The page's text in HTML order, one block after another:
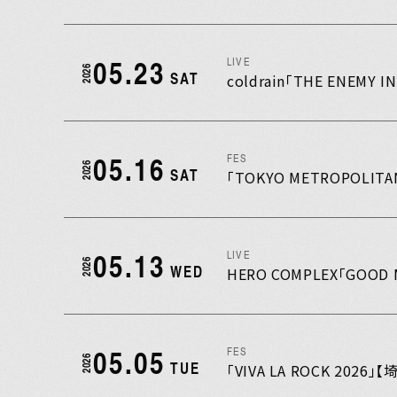
202605.23 SAT
LIVE
coldrain「THE ENEMY
202605.16 SAT
FES
「TOKYO
202605.13 WED
LIVE
HERO COMPLEX「
202605.05 TUE
FES
「VIVA LA ROCK 2026」